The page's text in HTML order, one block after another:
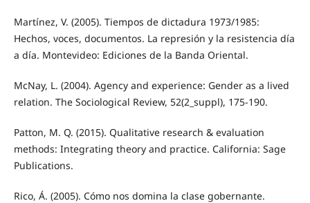
Martínez, V. (2005). Tiempos de dictadura 1973/1985:
Hechos, voces, documentos. La represión y la resistencia día
a día. Montevideo: Ediciones de la Banda Oriental.
McNay, L. (2004). Agency and experience: Gender as a lived
relation. The Sociological Review, 52(2_suppl), 175-190.
Patton, M. Q. (2015). Qualitative research & evaluation
methods: Integrating theory and practice. California: Sage
Publications.
Rico, Á. (2005). Cómo nos domina la clase gobernante.